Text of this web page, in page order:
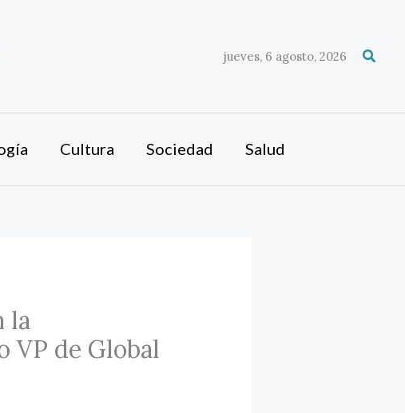
jueves, 6 agosto, 2026
Cultura Sociedad Salud
la
VP de Global